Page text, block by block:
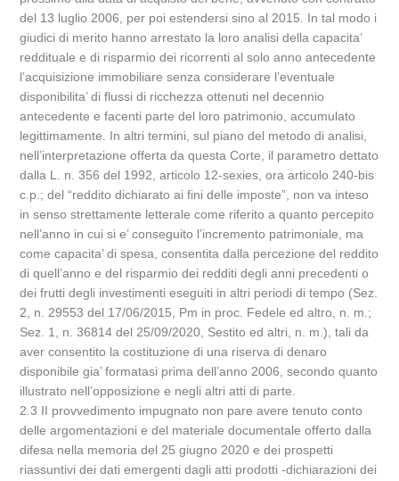
del 13 luglio 2006, per poi estendersi sino al 2015. In tal modo i
giudici di merito hanno arrestato la loro analisi della capacita’
reddituale e di risparmio dei ricorrenti al solo anno antecedente
l’acquisizione immobiliare senza considerare l’eventuale
disponibilita’ di flussi di ricchezza ottenuti nel decennio
antecedente e facenti parte del loro patrimonio, accumulato
legittimamente. In altri termini, sul piano del metodo di analisi,
nell’interpretazione offerta da questa Corte, il parametro dettato
dalla L. n. 356 del 1992, articolo 12-sexies, ora articolo 240-bis
c.p.; del “reddito dichiarato ai fini delle imposte”, non va inteso
in senso strettamente letterale come riferito a quanto percepito
nell’anno in cui si e’ conseguito l’incremento patrimoniale, ma
come capacita’ di spesa, consentita dalla percezione del reddito
di quell’anno e del risparmio dei redditi degli anni precedenti o
dei frutti degli investimenti eseguiti in altri periodi di tempo (Sez.
2, n. 29553 del 17/06/2015, Pm in proc. Fedele ed altro, n. m.;
Sez. 1, n. 36814 del 25/09/2020, Sestito ed altri, n. m.), tali da
aver consentito la costituzione di una riserva di denaro
disponibile gia’ formatasi prima dell’anno 2006, secondo quanto
illustrato nell’opposizione e negli altri atti di parte.
2.3 II provvedimento impugnato non pare avere tenuto conto
delle argomentazioni e del materiale documentale offerto dalla
difesa nella memoria del 25 giugno 2020 e dei prospetti
riassuntivi dei dati emergenti dagli atti prodotti -dichiarazioni dei